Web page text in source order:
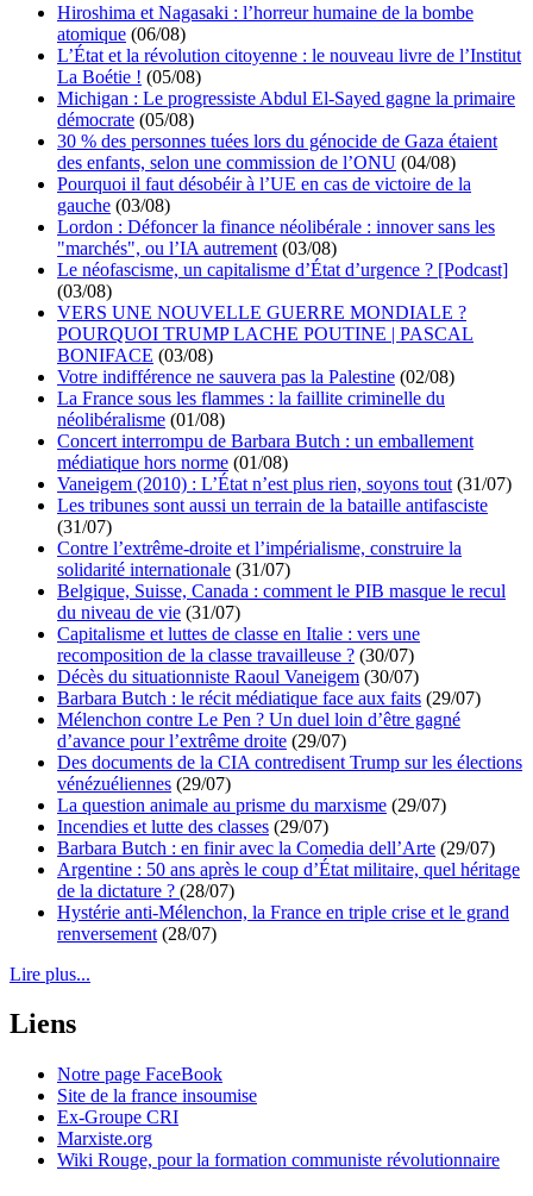
Hiroshima et Nagasaki : l’horreur humaine de la bombe
atomique (06/08)
L’État et la révolution citoyenne : le nouveau livre de l’Institut
La Boétie ! (05/08)
Michigan : Le progressiste Abdul El-Sayed gagne la primaire
démocrate (05/08)
30 % des personnes tuées lors du génocide de Gaza étaient
des enfants, selon une commission de l’ONU (04/08)
Pourquoi il faut désobéir à l’UE en cas de victoire de la
gauche (03/08)
Lordon : Défoncer la finance néolibérale : innover sans les
"marchés", ou l’IA autrement (03/08)
Le néofascisme, un capitalisme d’État d’urgence ? [Podcast]
(03/08)
VERS UNE NOUVELLE GUERRE MONDIALE ?
POURQUOI TRUMP LACHE POUTINE | PASCAL
BONIFACE (03/08)
Votre indifférence ne sauvera pas la Palestine (02/08)
La France sous les flammes : la faillite criminelle du
néolibéralisme (01/08)
Concert interrompu de Barbara Butch : un emballement
médiatique hors norme (01/08)
Vaneigem (2010) : L’État n’est plus rien, soyons tout (31/07)
Les tribunes sont aussi un terrain de la bataille antifasciste
(31/07)
Contre l’extrême-droite et l’impérialisme, construire la
solidarité internationale (31/07)
Belgique, Suisse, Canada : comment le PIB masque le recul
du niveau de vie (31/07)
Capitalisme et luttes de classe en Italie : vers une
recomposition de la classe travailleuse ? (30/07)
Décès du situationniste Raoul Vaneigem (30/07)
Barbara Butch : le récit médiatique face aux faits (29/07)
Mélenchon contre Le Pen ? Un duel loin d’être gagné
d’avance pour l’extrême droite (29/07)
Des documents de la CIA contredisent Trump sur les élections
vénézuéliennes (29/07)
La question animale au prisme du marxisme (29/07)
Incendies et lutte des classes (29/07)
Barbara Butch : en finir avec la Comedia dell’Arte (29/07)
Argentine : 50 ans après le coup d’État militaire, quel héritage
de la dictature ? (28/07)
Hystérie anti-Mélenchon, la France en triple crise et le grand
renversement (28/07)
Lire plus...
Liens
Notre page FaceBook
Site de la france insoumise
Ex-Groupe CRI
Marxiste.org
Wiki Rouge, pour la formation communiste révolutionnaire